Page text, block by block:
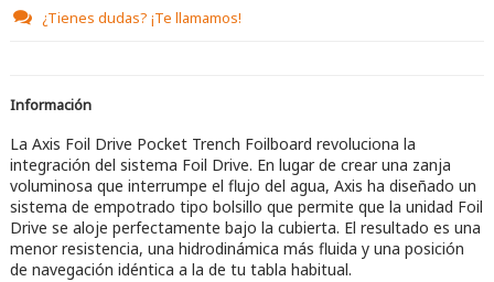
¿Tienes dudas? ¡Te llamamos!
Información
La Axis Foil Drive Pocket Trench Foilboard revoluciona la
integración del sistema Foil Drive. En lugar de crear una zanja
voluminosa que interrumpe el flujo del agua, Axis ha diseñado un
sistema de empotrado tipo bolsillo que permite que la unidad Foil
Drive se aloje perfectamente bajo la cubierta. El resultado es una
menor resistencia, una hidrodinámica más fluida y una posición
de navegación idéntica a la de tu tabla habitual.